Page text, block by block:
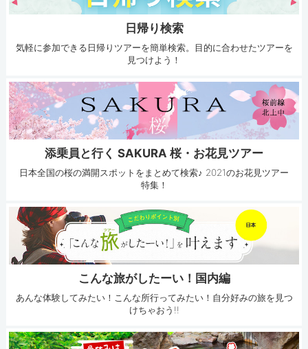
日帰り検索
気軽に参加できる日帰りツアーを簡単検索。目的に合わせたツアーを
見つけよう！
添乗員と行く SAKURA 桜・お花見ツアー
日本全国の桜の満開スポットをまとめて検索♪ 2021のお花見ツアー
特集！
こんな旅がしたーい！国内編
あんな体験してみたい！こんな所行ってみたい！自分好みの旅を見つ
けちゃおう!!